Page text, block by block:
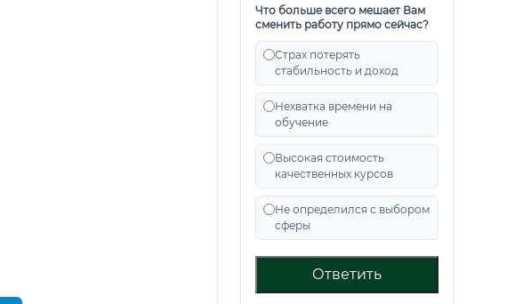
Что больше всего мешает Вам
сменить работу прямо сейчас?
Страх потерять
стабильность и доход
Нехватка времени на
обучение
Высокая стоимость
качественных курсов
Не определился с выбором
сферы
Ответить